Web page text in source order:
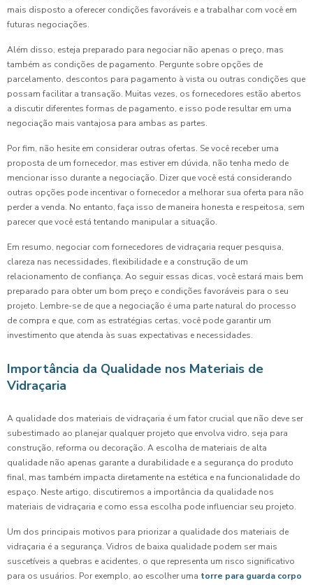
mais disposto a oferecer condições favoráveis e a trabalhar com você em
futuras negociações.
Além disso, esteja preparado para negociar não apenas o preço, mas
também as condições de pagamento. Pergunte sobre opções de
parcelamento, descontos para pagamento à vista ou outras condições que
possam facilitar a transação. Muitas vezes, os fornecedores estão abertos
a discutir diferentes formas de pagamento, e isso pode resultar em uma
negociação mais vantajosa para ambas as partes.
Por fim, não hesite em considerar outras ofertas. Se você receber uma
proposta de um fornecedor, mas estiver em dúvida, não tenha medo de
mencionar isso durante a negociação. Dizer que você está considerando
outras opções pode incentivar o fornecedor a melhorar sua oferta para não
perder a venda. No entanto, faça isso de maneira honesta e respeitosa, sem
parecer que você está tentando manipular a situação.
Em resumo, negociar com fornecedores de vidraçaria requer pesquisa,
clareza nas necessidades, flexibilidade e a construção de um
relacionamento de confiança. Ao seguir essas dicas, você estará mais bem
preparado para obter um bom preço e condições favoráveis para o seu
projeto. Lembre-se de que a negociação é uma parte natural do processo
de compra e que, com as estratégias certas, você pode garantir um
investimento que atenda às suas expectativas e necessidades.
Importância da Qualidade nos Materiais de
Vidraçaria
A qualidade dos materiais de vidraçaria é um fator crucial que não deve ser
subestimado ao planejar qualquer projeto que envolva vidro, seja para
construção, reforma ou decoração. A escolha de materiais de alta
qualidade não apenas garante a durabilidade e a segurança do produto
final, mas também impacta diretamente na estética e na funcionalidade do
espaço. Neste artigo, discutiremos a importância da qualidade nos
materiais de vidraçaria e como essa escolha pode influenciar seu projeto.
Um dos principais motivos para priorizar a qualidade dos materiais de
vidraçaria é a segurança. Vidros de baixa qualidade podem ser mais
suscetíveis a quebras e acidentes, o que representa um risco significativo
para os usuários. Por exemplo, ao escolher uma torre para guarda corpo